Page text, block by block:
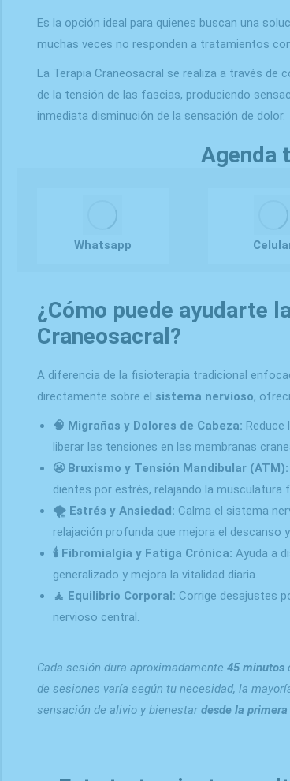
Es la opción ideal para quienes buscan una
muchas veces no responden a tratamientos
La Terapia Craneosacral se realiza a través de
de la tensión de las fascias, produciendo
inmediata disminución de la sensación de
Agenda
Whatsapp
¿Cómo puede ayudarte
Craneosacral?
A diferencia de la fisioterapia tradicional
directamente sobre el sistema nervioso,
🧠 Migrañas y Dolores de Cabeza: Reduce
liberar las tensiones en las membranas
😬 Bruxismo y Tensión Mandibular (ATM):
dientes por estrés, relajando la musculatura
🌪️ Estrés y Ansiedad: Calma el sistema
relajación profunda que mejora el descanso
🕯️ Fibromialgia y Fatiga Crónica: Ayuda a
generalizado y mejora la vitalidad diaria.
🧘 Equilibrio Corporal: Corrige desajustes
nervioso central.
Cada sesión dura aproximadamente 45 minutos
de sesiones varía según tu necesidad, la
sensación de alivio y bienestar desde la